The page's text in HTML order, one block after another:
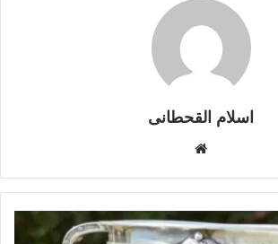
اسلام القحطانى
ق
ع
ا